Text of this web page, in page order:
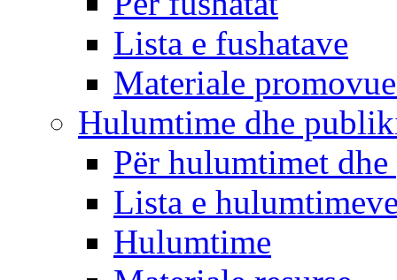
Lista e fushatave
Materiale
Hulumtime dhe
Për hulumtimet
Lista e
Hulumtime